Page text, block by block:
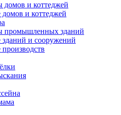
домов и коттеджей
и коттеджей
промышленных зданий
и сооружений